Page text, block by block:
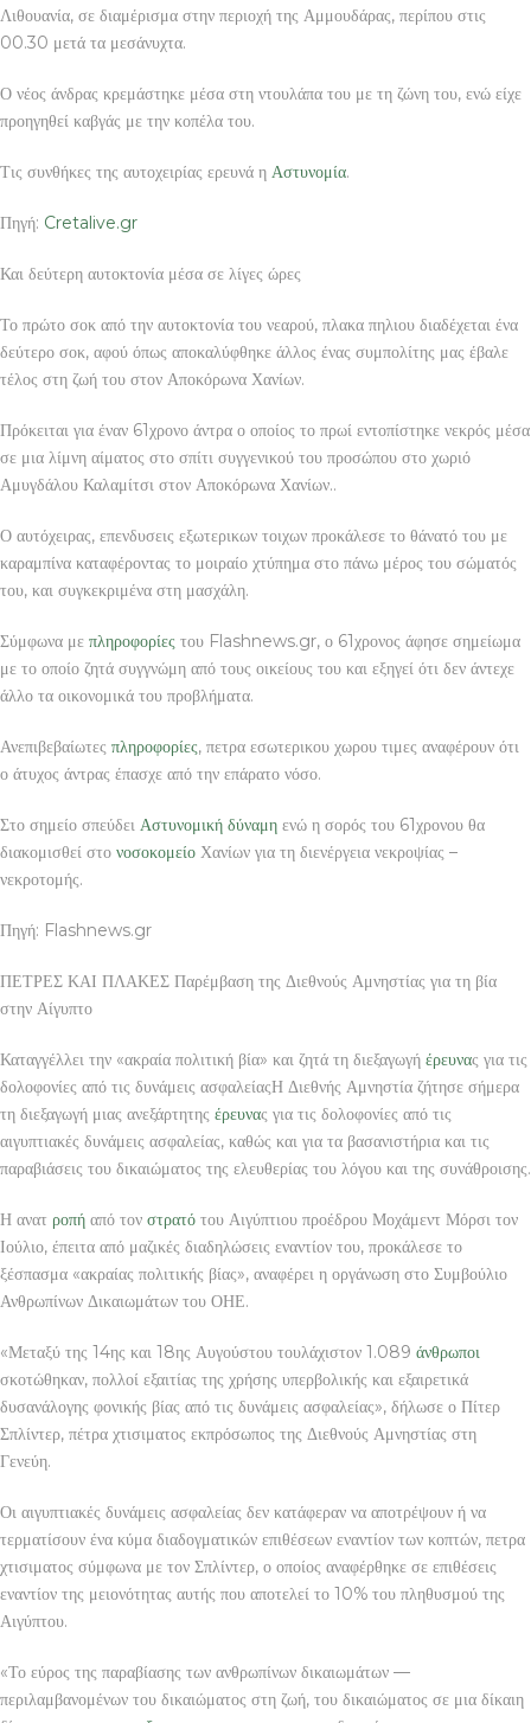
Λιθουανία, σε διαμέρισμα στην περιοχή της Αμμουδάρας, περίπου στις
00.30 μετά τα μεσάνυχτα.
Ο νέος άνδρας κρεμάστηκε μέσα στη ντουλάπα του με τη ζώνη του, ενώ είχε
προηγηθεί καβγάς με την κοπέλα του.
Τις συνθήκες της αυτοχειρίας ερευνά η Αστυνομία.
Πηγή: Cretalive.gr
Και δεύτερη αυτοκτονία μέσα σε λίγες ώρες
Το πρώτο σοκ από την αυτοκτονία του νεαρού, πλακα πηλιου διαδέχεται ένα
δεύτερο σοκ, αφού όπως αποκαλύφθηκε άλλος ένας συμπολίτης μας έβαλε
τέλος στη ζωή του στον Αποκόρωνα Χανίων.
Πρόκειται για έναν 61χρονο άντρα ο οποίος το πρωί εντοπίστηκε νεκρός μέσα
σε μια λίμνη αίματος στο σπίτι συγγενικού του προσώπου στο χωριό
Αμυγδάλου Καλαμίτσι στον Αποκόρωνα Χανίων..
Ο αυτόχειρας, επενδυσεις εξωτερικων τοιχων προκάλεσε το θάνατό του με
καραμπίνα καταφέροντας το μοιραίο χτύπημα στο πάνω μέρος του σώματός
του, και συγκεκριμένα στη μασχάλη.
Σύμφωνα με πληροφορίες του Flashnews.gr, ο 61χρονος άφησε σημείωμα
με το οποίο ζητά συγγνώμη από τους οικείους του και εξηγεί ότι δεν άντεχε
άλλο τα οικονομικά του προβλήματα.
Ανεπιβεβαίωτες πληροφορίες, πετρα εσωτερικου χωρου τιμες αναφέρουν ότι
ο άτυχος άντρας έπασχε από την επάρατο νόσο.
Στο σημείο σπεύδει Αστυνομική δύναμη ενώ η σορός του 61χρονου θα
διακομισθεί στο νοσοκομείο Χανίων για τη διενέργεια νεκροψίας –
νεκροτομής.
Πηγή: Flashnews.gr
ΠΕΤΡΕΣ ΚΑΙ ΠΛΑΚΕΣ Παρέμβαση της Διεθνούς Αμνηστίας για τη βία
στην Αίγυπτο
Καταγγέλλει την «ακραία πολιτική βία» και ζητά τη διεξαγωγή έρευνας για τις
δολοφονίες από τις δυνάμεις ασφαλείαςΗ Διεθνής Αμνηστία ζήτησε σήμερα
τη διεξαγωγή μιας ανεξάρτητης έρευνας για τις δολοφονίες από τις
αιγυπτιακές δυνάμεις ασφαλείας, καθώς και για τα βασανιστήρια και τις
παραβιάσεις του δικαιώματος της ελευθερίας του λόγου και της συνάθροισης.
Η ανατ ροπή από τον στρατό του Αιγύπτιου προέδρου Μοχάμεντ Μόρσι τον
Ιούλιο, έπειτα από μαζικές διαδηλώσεις εναντίον του, προκάλεσε το
ξέσπασμα «ακραίας πολιτικής βίας», αναφέρει η οργάνωση στο Συμβούλιο
Ανθρωπίνων Δικαιωμάτων του ΟΗΕ.
«Μεταξύ της 14ης και 18ης Αυγούστου τουλάχιστον 1.089 άνθρωποι
σκοτώθηκαν, πολλοί εξαιτίας της χρήσης υπερβολικής και εξαιρετικά
δυσανάλογης φονικής βίας από τις δυνάμεις ασφαλείας», δήλωσε ο Πίτερ
Σπλίντερ, πέτρα χτισιματος εκπρόσωπος της Διεθνούς Αμνηστίας στη
Γενεύη.
Οι αιγυπτιακές δυνάμεις ασφαλείας δεν κατάφεραν να αποτρέψουν ή να
τερματίσουν ένα κύμα διαδογματικών επιθέσεων εναντίον των κοπτών, πετρα
χτισιματος σύμφωνα με τον Σπλίντερ, ο οποίος αναφέρθηκε σε επιθέσεις
εναντίον της μειονότητας αυτής που αποτελεί το 10% του πληθυσμού της
Αιγύπτου.
«Το εύρος της παραβίασης των ανθρωπίνων δικαιωμάτων —
περιλαμβανομένων του δικαιώματος στη ζωή, του δικαιώματος σε μια δίκαιη